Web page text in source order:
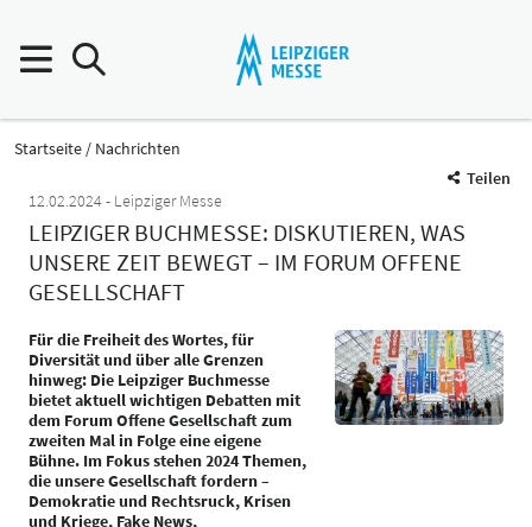
Startseite
Nachrichten
Teilen
12.02.2024
Leipziger Messe
LEIPZIGER BUCHMESSE: DISKUTIEREN, WAS
UNSERE ZEIT BEWEGT – IM FORUM OFFENE
GESELLSCHAFT
Für die Freiheit des Wortes, für
Diversität und über alle Grenzen
hinweg: Die Leipziger Buchmesse
bietet aktuell wichtigen Debatten mit
dem Forum Offene Gesellschaft zum
zweiten Mal in Folge eine eigene
Bühne. Im Fokus stehen 2024 Themen,
die unsere Gesellschaft fordern –
Demokratie und Rechtsruck, Krisen
und Kriege, Fake News,